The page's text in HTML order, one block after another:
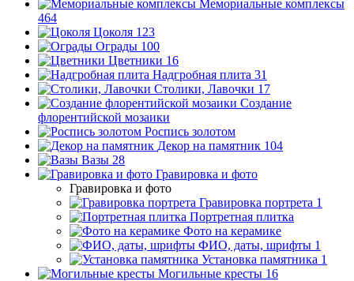
Мемориальные комплексы
464
Цоколя 123
Ограды 100
Цветники 16
Надгробная плита 31
Столики, Лавочки 17
Создание
флорентийской мозаики
Роспись золотом
Декор на памятник 104
Вазы 28
Гравировка и фото
Гравировка и фото
Гравировка портрета 1
Портретная плитка
Фото на керамике
ФИО, даты, шрифты 1
Установка памятника 1
Могильные кресты 16